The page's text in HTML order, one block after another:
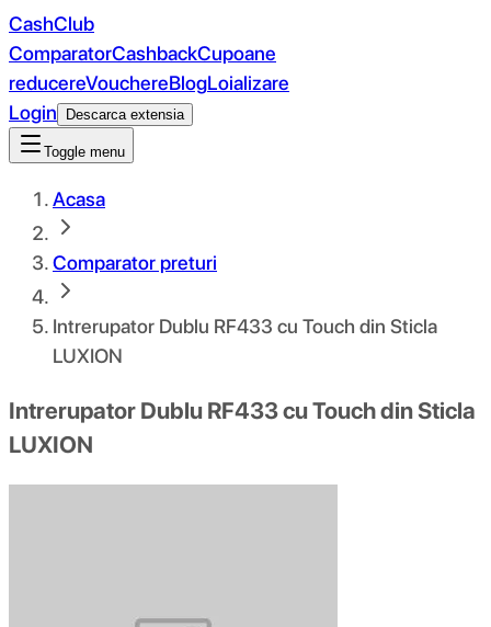
CashClub
ComparatorCashbackCupoane
reducereVouchereBlogLoializare
Login
Descarca extensia
Toggle menu
Acasa
Comparator preturi
Intrerupator Dublu RF433 cu Touch din Sticla
LUXION
Intrerupator Dublu RF433 cu Touch din Sticla
LUXION